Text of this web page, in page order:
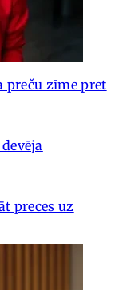
preču zīme pret
preces uz